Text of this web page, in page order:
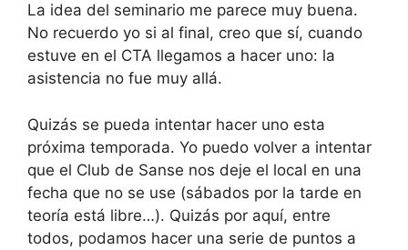
La idea del seminario me parece muy buena.
No recuerdo yo si al final, creo que sí, cuando
estuve en el CTA llegamos a hacer uno: la
asistencia no fue muy allá.
Quizás se pueda intentar hacer uno esta
próxima temporada. Yo puedo volver a intentar
que el Club de Sanse nos deje el local en una
fecha que no se use (sábados por la tarde en
teoría está libre…). Quizás por aquí, entre
todos, podamos hacer una serie de puntos a